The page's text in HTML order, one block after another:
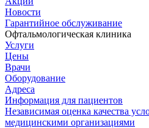
Новости
Гарантийное обслуживание
Офтальмологическая клиника
Услуги
Цены
Врачи
Оборудование
Адреса
Информация для пациентов
Независимая оценка качества
медицинскими организациями